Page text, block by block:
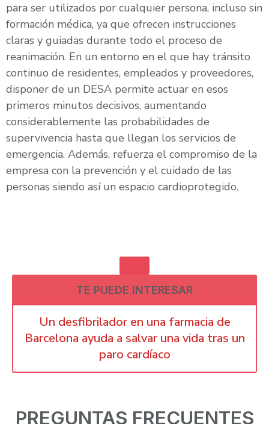
para ser utilizados por cualquier persona, incluso sin
formación médica, ya que ofrecen instrucciones
claras y guiadas durante todo el proceso de
reanimación. En un entorno en el que hay tránsito
continuo de residentes, empleados y proveedores,
disponer de un DESA permite actuar en esos
primeros minutos decisivos, aumentando
considerablemente las probabilidades de
supervivencia hasta que llegan los servicios de
emergencia. Además, refuerza el compromiso de la
empresa con la prevención y el cuidado de las
personas siendo así un espacio cardioprotegido.
TE PUEDE INTERESAR
Un desfibrilador en una farmacia de
Barcelona ayuda a salvar una vida tras un
paro cardíaco
PREGUNTAS FRECUENTES